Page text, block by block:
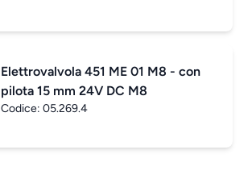
Elettrovalvola 451 ME 01 M8 - con
pilota 15 mm 24V DC M8
Codice: 05.269.4